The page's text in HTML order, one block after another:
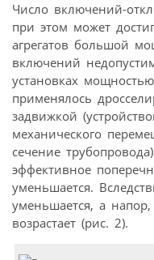
Число включений-
при этом может
агрегатов большой
включений
установках
применялось
задвижкой
механического
сечение
эффективное
уменьшается.
уменьшается, а
возрастает (рис. 2).